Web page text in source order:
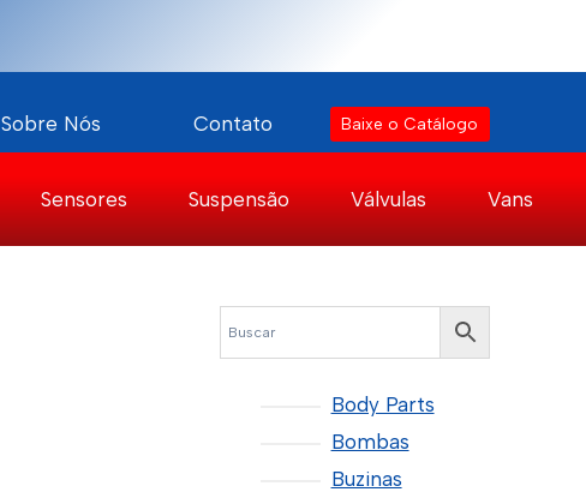
Sobre Nós Contato Baixe o Catálogo
Sensores Suspensão Válvulas Vans
Body Parts
Bombas
Buzinas